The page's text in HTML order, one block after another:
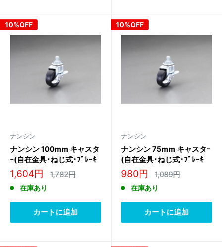
10%OFF
ナンシン
ナンシン 100mm キャスタ
ｰ(自在金具･ねじ式･ﾌﾞﾚｰｷ
付) SEL-100RL S-2 M12
販
売
価
格
1,604円 通
常
1,782円
在庫あり
カートに追加
10%OFF
ナンシン
ナンシン 75mm キャスタｰ
(自在金具･ねじ式･ﾌﾞﾚｰｷ
付) SEL-75RL S-1 M12
販
価
格
980円 通
常
価
1,089円
在庫あり
カートに追加